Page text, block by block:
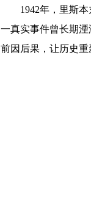
1942年，里斯
一真实事件曾长期
前因后果，让历史